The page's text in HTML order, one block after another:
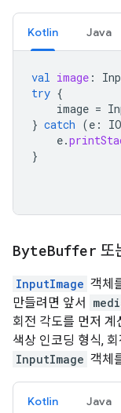
Kotlin Java
val image :
try {
image =
} catch (e :
e.
}
ByteBuffer 또
InputImage 객체
만들려면 앞서
회전 각도를 먼저 계
색상 인코딩 형식,
InputImage 객체
Kotlin Java